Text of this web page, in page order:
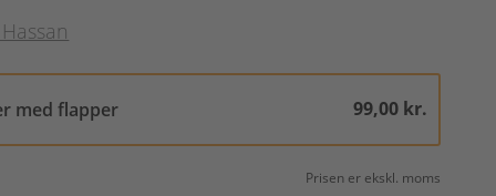
med flapper 99,00 kr.
Prisen er ekskl. moms